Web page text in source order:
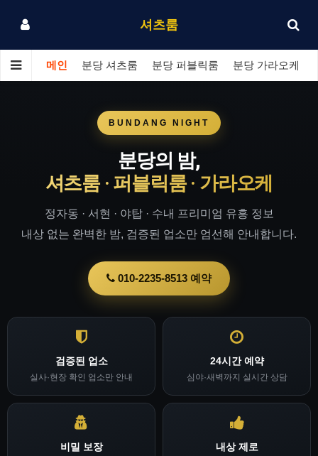
셔츠룸
메인 분당 셔츠룸 분당 퍼블릭룸 분당 가라오케
BUNDANG NIGHT
분당의 밤,
셔츠룸 · 퍼블릭룸 · 가라오케
정자동 · 서현 · 야탑 · 수내 프리미엄 유흥 정보
내상 없는 완벽한 밤, 검증된 업소만 엄선해 안내합니다.
010-2235-8513 예약
검증된 업소
실사·현장 확인 업소만 안내
24시간 예약
심야·새벽까지 실시간 상담
비밀 보장 내상 제로